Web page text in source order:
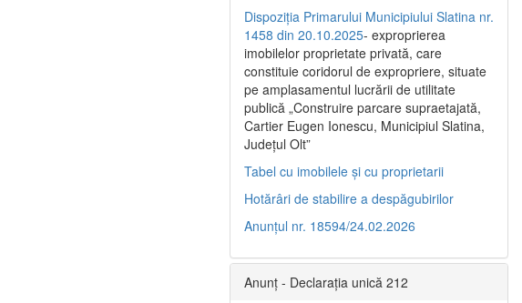
Dispoziția Primarului Municipiului Slatina nr.
1458 din 20.10.2025- exproprierea
imobilelor proprietate privată, care
constituie coridorul de expropriere, situate
pe amplasamentul lucrării de utilitate
publică „Construire parcare supraetajată,
Cartier Eugen Ionescu, Municipiul Slatina,
Județul Olt”
Tabel cu imobilele și cu proprietarii
Hotărâri de stabilire a despăgubirilor
Anunțul nr. 18594/24.02.2026
Anunț - Declarația unică 212